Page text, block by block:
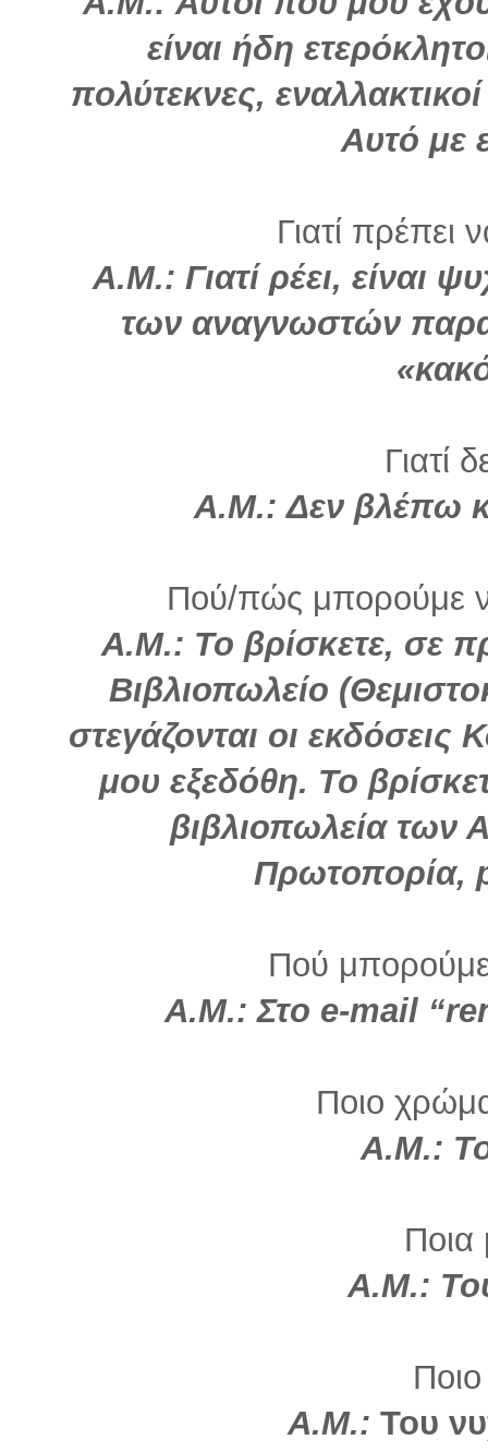
είναι ήδη
πολύτεκνες,
Αυτό με
Γιατί πρέπει
Α.Μ.: Γιατί ρέει, είναι
των αναγνωστών
Γιατί
Α.Μ.: Δεν βλέπω
Πού/πώς μπορούμε
Α.Μ.: Το βρίσκετε, σε
Βιβλιοπωλείο
στεγάζονται οι
μου εξεδόθη. Το
βιβλιοπωλεία των
Πρωτοπορία,
Πού
Α.Μ.: Στο e-mail
Ποιο χρώμα
Α.Μ.:
Ποια
Α.Μ.:
Α.Μ.: Του